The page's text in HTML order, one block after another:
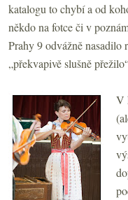
katalogu to chybí a od
někdo na fotce či v
Prahy 9 odvážně
„překvapivě slušně
V